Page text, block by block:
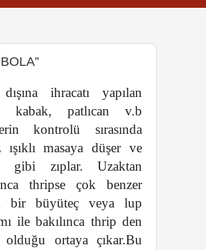
ihracatı yapılan
kabak, patlıcan v.b
kontrolü sırasında
ışıklı masaya düşer ve
gibi zıplar. Uzaktan
thripse çok benzer
bir büyüteç veya lup
ile bakılınca thrip den
olduğu ortaya çıkar.Bu